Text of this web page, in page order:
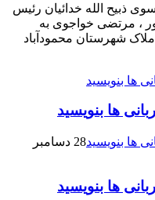
ذبیح الله خدائیان رئیس
، مرتضی خواجوی به
شهرستان محمودآباد
ها بنویسید
28 دسامبر
ها بنویسید